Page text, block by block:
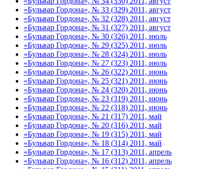
«Бульвар Гордона», № 33 (329) 2011, август
«Бульвар Гордона», № 32 (328) 2011, август
«Бульвар Гордона», № 31 (327) 2011, август
«Бульвар Гордона», № 30 (326) 2011, июль
«Бульвар Гордона», № 29 (325) 2011, июль
«Бульвар Гордона», № 28 (324) 2011, июль
«Бульвар Гордона», № 27 (323) 2011, июль
«Бульвар Гордона», № 26 (322) 2011, июнь
«Бульвар Гордона», № 25 (321) 2011, июнь
«Бульвар Гордона», № 24 (320) 2011, июнь
«Бульвар Гордона», № 23 (319) 2011, июнь
«Бульвар Гордона», № 22 (318) 2011, июнь
«Бульвар Гордона», № 21 (317) 2011, май
«Бульвар Гордона», № 20 (316) 2011, май
«Бульвар Гордона», № 19 (315) 2011, май
«Бульвар Гордона», № 18 (314) 2011, май
«Бульвар Гордона», № 17 (313) 2011, апрель
«Бульвар Гордона», № 16 (312) 2011, апрель